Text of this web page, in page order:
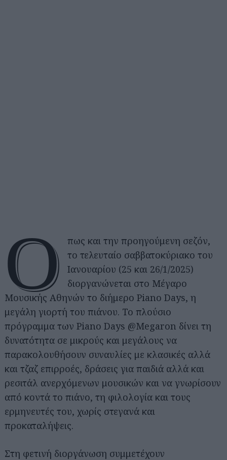
Ό
πως και την προηγούμενη σεζόν,
το τελευταίο σαββατοκύριακο του
Ιανουαρίου (25 και 26/1/2025)
διοργανώνεται στο Μέγαρο
Μουσικής Αθηνών το διήμερο Piano Days, η
μεγάλη γιορτή του πιάνου. Το πλούσιο
πρόγραμμα των Piano Days @Megaron δίνει τη
δυνατότητα σε μικρούς και μεγάλους να
παρακολουθήσουν συναυλίες με κλασικές αλλά
και τζαζ επιρροές, δράσεις για παιδιά αλλά και
ρεσιτάλ ανερχόμενων μουσικών και να γνωρίσουν
από κοντά το πιάνο, τη φιλολογία και τους
ερμηνευτές του, χωρίς στεγανά και
προκαταλήψεις.
Στη φετινή διοργάνωση συμμετέχουν